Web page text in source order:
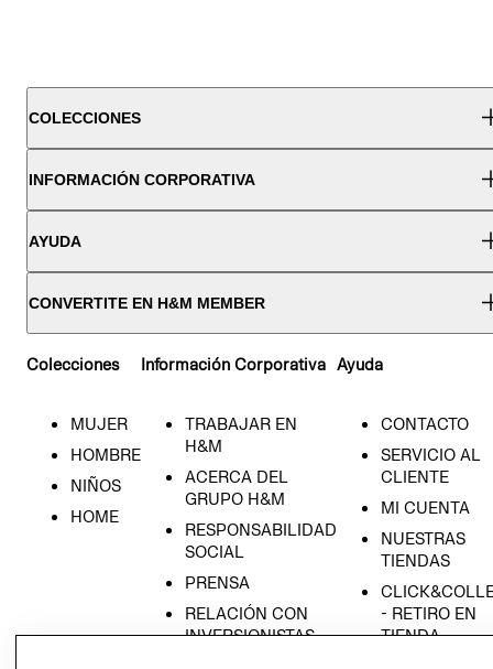
COLECCIONES
INFORMACIÓN CORPORATIVA
AYUDA
CONVERTITE EN H&M MEMBER
Colecciones
MUJER
HOMBRE
NIÑOS
HOME
Información Corporativa
TRABAJAR EN
H&M
ACERCA DEL
GRUPO H&M
RESPONSABILIDAD
SOCIAL
PRENSA
RELACIÓN CON
INVERSIONISTAS
Ayuda
CONTACTO
SERVICIO AL
CLIENTE
MI CUENTA
NUESTRAS
TIENDAS
- RETIRO EN
TIENDA